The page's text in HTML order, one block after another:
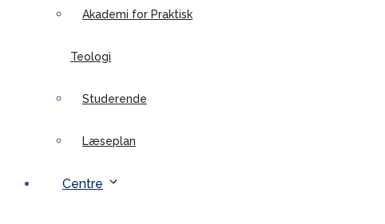
Akademi for Praktisk
Teologi
Studerende
Læseplan
Centre